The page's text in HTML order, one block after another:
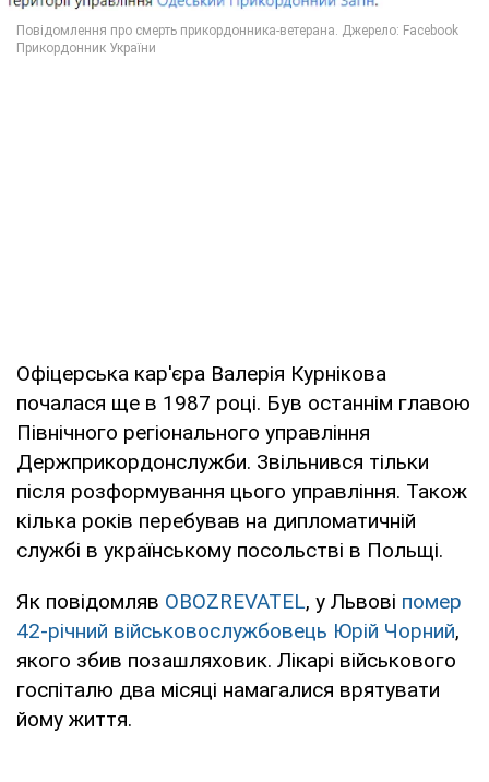
Офіцерська кар'єра Валерія Курнікова
почалася ще в 1987 році. Був останнім главою
Північного регіонального управління
Держприкордонслужби. Звільнився тільки
після розформування цього управління. Також
кілька років перебував на дипломатичній
службі в українському посольстві в Польщі.
Як повідомляв OBOZREVATEL, у Львові помер
42-річний військовослужбовець Юрій Чорний,
якого збив позашляховик. Лікарі військового
госпіталю два місяці намагалися врятувати
йому життя.